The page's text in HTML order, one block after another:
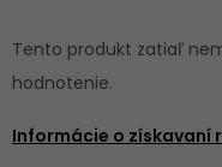
Tento produkt zatiaľ
hodnotenie.
Informácie o získavaní